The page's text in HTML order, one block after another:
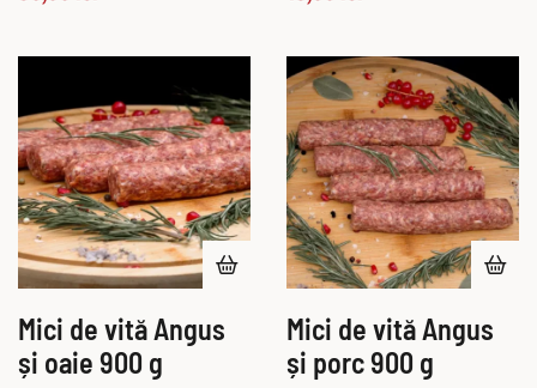
Mici de vită Angus
și oaie 900 g
Mici de vită Angus
și porc 900 g